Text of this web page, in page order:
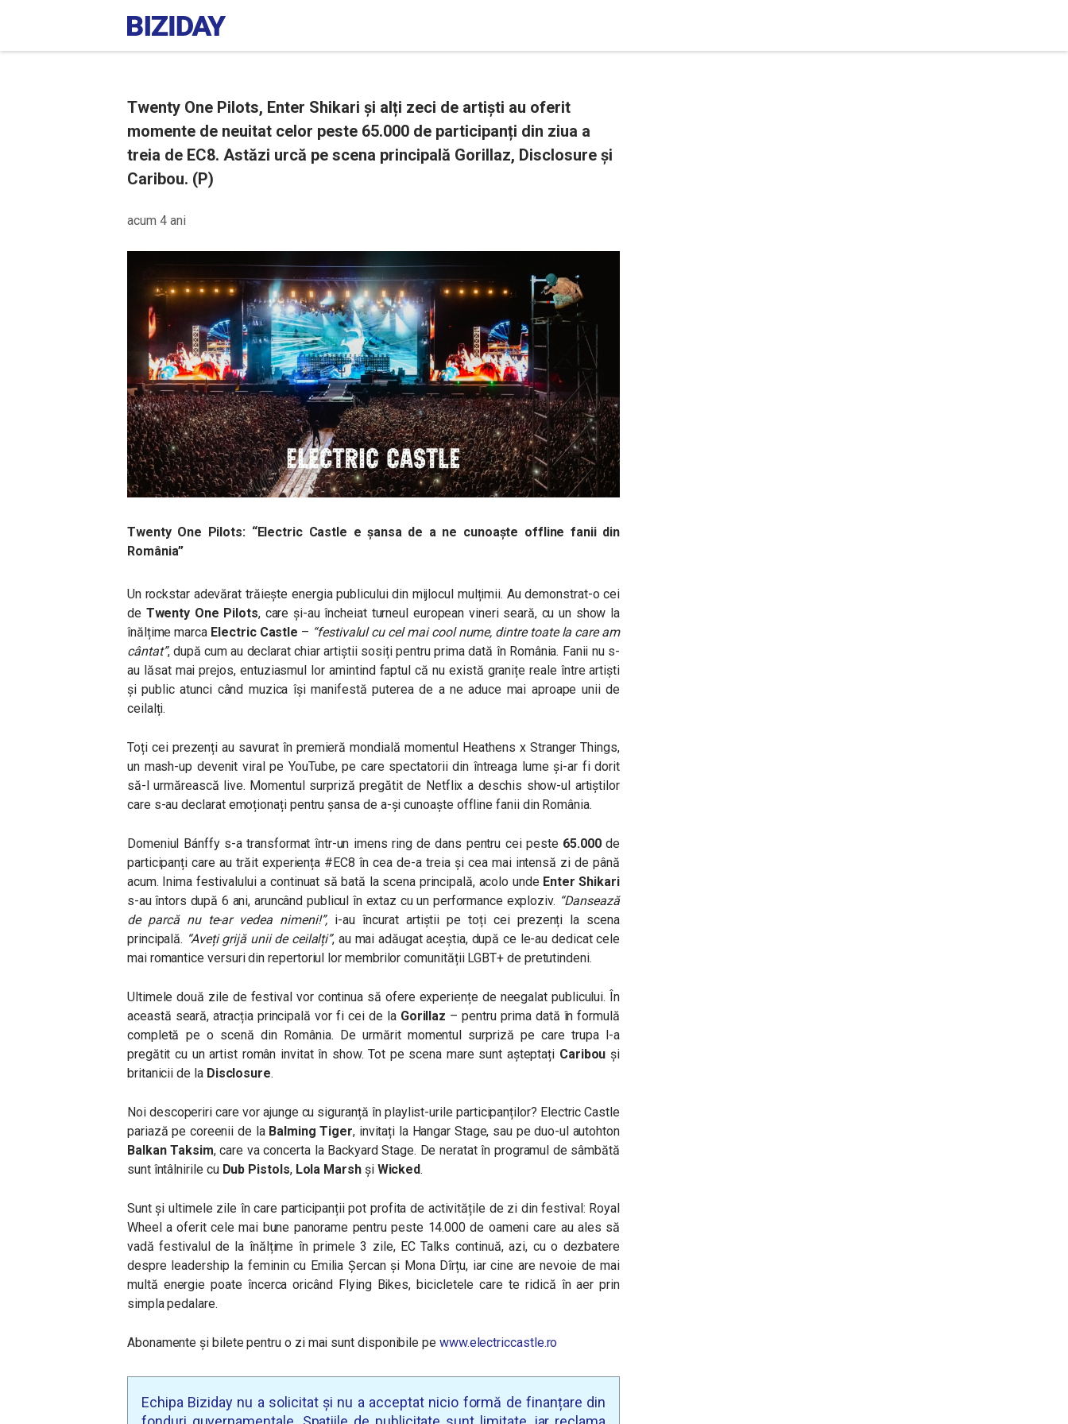
Twenty One Pilots, Enter Shikari și alți zeci de artiști au oferit
momente de neuitat celor peste 65.000 de participanți din ziua a
treia de EC8. Astăzi urcă pe scena principală Gorillaz, Disclosure și
Caribou. (P)
acum 4 ani
Twenty One Pilots: “Electric Castle e șansa de a ne cunoaște offline fanii din
România”
Un rockstar adevărat trăiește energia publicului din mijlocul mulțimii. Au demonstrat-o cei
de Twenty One Pilots, care și-au încheiat turneul european vineri seară, cu un show la
înălțime marca Electric Castle – “festivalul cu cel mai cool nume, dintre toate la care am
cântat”, după cum au declarat chiar artiștii sosiți pentru prima dată în România. Fanii nu s-
au lăsat mai prejos, entuziasmul lor amintind faptul că nu există granițe reale între artiști
și public atunci când muzica își manifestă puterea de a ne aduce mai aproape unii de
ceilalți.
Toți cei prezenți au savurat în premieră mondială momentul Heathens x Stranger Things,
un mash-up devenit viral pe YouTube, pe care spectatorii din întreaga lume și-ar fi dorit
să-l urmărească live. Momentul surpriză pregătit de Netflix a deschis show-ul artiștilor
care s-au declarat emoționați pentru șansa de a-și cunoaște offline fanii din România.
Domeniul Bánffy s-a transformat într-un imens ring de dans pentru cei peste 65.000de
participanți care au trăit experiența #EC8 în cea de-a treia și cea mai intensă zi de până
acum. Inima festivalului a continuat să bată la scena principală, acolo unde Enter Shikari
s-au întors după 6 ani, aruncând publicul în extaz cu un performance exploziv. “Dansează
de parcă nu te-ar vedea nimeni!”, i-au încurat artiștii pe toți cei prezenți la scena
principală. “Aveți grijă unii de ceilalți”, au mai adăugat aceștia, după ce le-au dedicat cele
mai romantice versuri din repertoriul lor membrilor comunității LGBT+ de pretutindeni.
Ultimele două zile de festival vor continua să ofere experiențe de neegalat publicului. În
această seară, atracția principală vor fi cei de la Gorillaz – pentru prima dată în formulă
completă pe o scenă din România. De urmărit momentul surpriză pe care trupa l-a
pregătit cu un artist român invitat în show. Tot pe scena mare sunt așteptați Caribou și
britanicii de la Disclosure.
Noi descoperiri care vor ajunge cu siguranță în playlist-urile participanților? Electric Castle
pariază pe coreenii de la Balming Tiger, invitați la Hangar Stage, sau pe duo-ul autohton
Balkan Taksim, care va concerta la Backyard Stage. De neratat în programul de sâmbătă
sunt întâlnirile cu Dub Pistols, Lola Marshși Wicked.
Sunt și ultimele zile în care participanții pot profita de activitățile de zi din festival: Royal
Wheel a oferit cele mai bune panorame pentru peste 14.000 de oameni care au ales să
vadă festivalul de la înălțime în primele 3 zile, EC Talks continuă, azi, cu o dezbatere
despre leadership la feminin cu Emilia Șercan și Mona Dîrțu, iar cine are nevoie de mai
multă energie poate încerca oricând Flying Bikes, bicicletele care te ridică în aer prin
simpla pedalare.
Abonamente și bilete pentru o zi mai sunt disponibile pe www.electriccastle.ro
Echipa Biziday nu a solicitat și nu a acceptat nicio formă de finanțare din